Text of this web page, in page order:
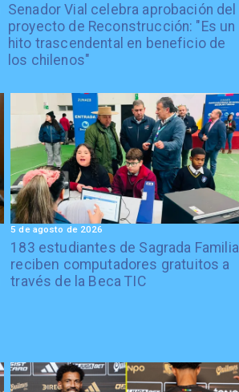
Senador Vial celebra aprobación del
proyecto de Reconstrucción: "Es un
hito trascendental en beneficio de
los chilenos"
183 estudiantes de Sagrada Familia
reciben computadores gratuitos a
través de la Beca TIC
5 de agosto de 2026